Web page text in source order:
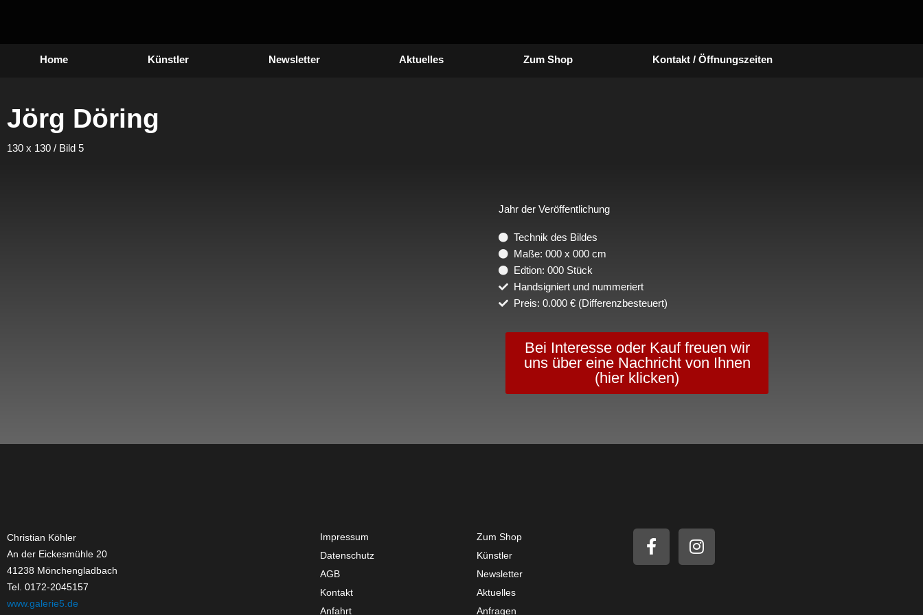
Home Künstler Newsletter Aktuelles Zum Shop Kontakt / Öffnungszeiten
Jörg Döring
130 x 130 / Bild 5
Jahr der Veröffentlichung
Technik des Bildes
Maße: 000 x 000 cm
Edtion: 000 Stück
Handsigniert und nummeriert
Preis: 0.000 € (Differenzbesteuert)
Bei Interesse oder Kauf freuen wir
uns über eine Nachricht von Ihnen
(hier klicken)
Christian Köhler
An der Eickesmühle 20
41238 Mönchengladbach
Tel. 0172-2045157
www.galerie5.de
Impressum
Datenschutz
AGB
Kontakt
Anfahrt
Zum Shop
Künstler
Newsletter
Aktuelles
Anfragen
F
a
c
I
n
s